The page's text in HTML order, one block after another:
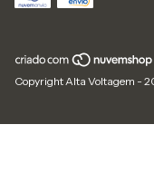
Copyright Alta Voltagem -